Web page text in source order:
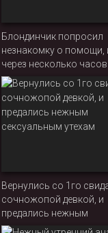
Блондинчик попросил
незнакомку о помощи,
через несколько
русскую девку на своей
Вернулись со 1го
сочножопой девкой, и
предались нежным
сексуальным утехам